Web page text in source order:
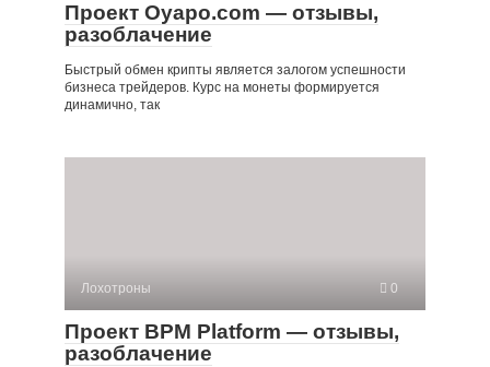
Проект Oyapo.com — отзывы,
разоблачение
Быстрый обмен крипты является залогом успешности
бизнеса трейдеров. Курс на монеты формируется
динамично, так
Лохотроны 0
Проект BPM Platform — отзывы,
разоблачение